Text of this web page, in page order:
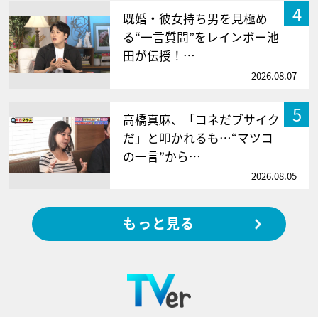
4
既婚・彼女持ち男を見極め
る“一言質問”をレインボー池
田が伝授！…
2026.08.07
5
高橋真麻、「コネだブサイク
だ」と叩かれるも…“マツコ
の一言”から…
2026.08.05
もっと見る